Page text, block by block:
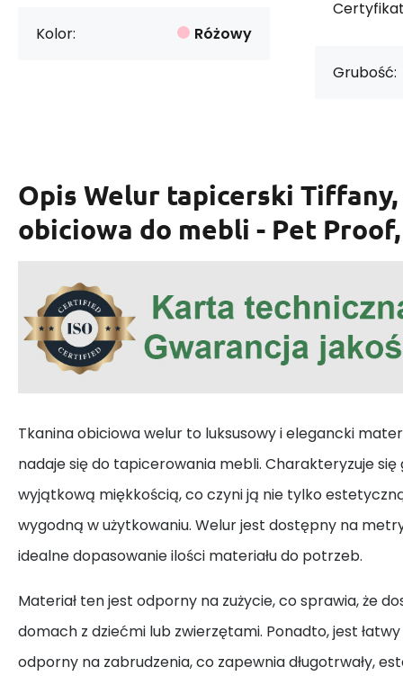
Kolor: Różowy
Grubość:
Opis Welur tapicerski
obiciowa do mebli - Pet
Tkanina obiciowa welur to luksusowy i elegancki
nadaje się do tapicerowania mebli. Charakteryzuje
wyjątkową miękkością, co czyni ją nie tylko
wygodną w użytkowaniu. Welur jest dostępny na
idealne dopasowanie ilości materiału do potrzeb.
Materiał ten jest odporny na zużycie, co sprawia, że
domach z dziećmi lub zwierzętami. Ponadto, jest
odporny na zabrudzenia, co zapewnia długotrwały,